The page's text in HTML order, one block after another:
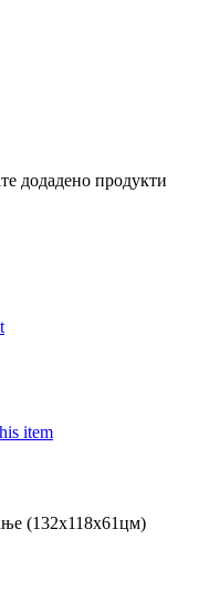
додадено продукти
item
(132х118х61цм)